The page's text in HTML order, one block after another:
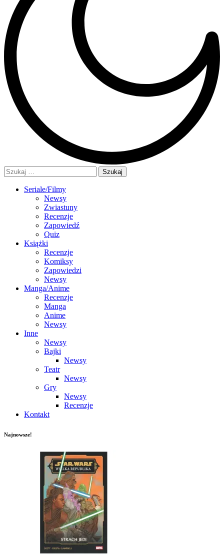
Szukaj:
Seriale/Filmy
Newsy
Zwiastuny
Recenzje
Zapowiedź
Quiz
Książki
Recenzje
Komiksy
Zapowiedzi
Newsy
Manga/Anime
Recenzje
Manga
Anime
Newsy
Inne
Newsy
Bajki
Newsy
Teatr
Newsy
Gry
Newsy
Recenzje
Kontakt
Najnowsze!